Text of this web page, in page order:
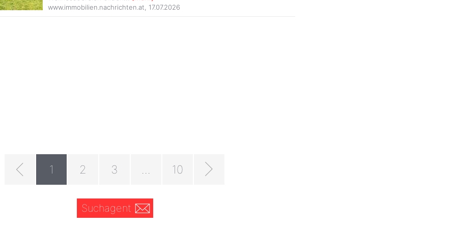
www.immobilien.nachrichten.at 17.07.2026
1 2 3 10
Suchagent